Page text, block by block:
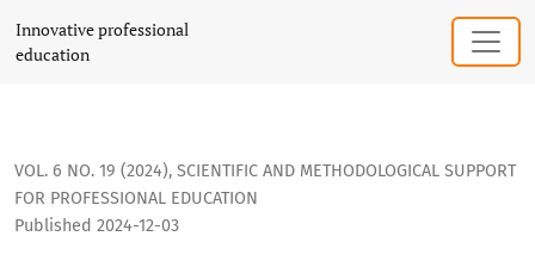
SUSTAINABLE DEVELOPMENT OF VOCATIONAL EDUCATION
Innovative professional
education
VOL. 6 NO. 19 (2024), SCIENTIFIC AND METHODOLOGICAL SUPPORT
FOR PROFESSIONAL EDUCATION
Published 2024-12-03